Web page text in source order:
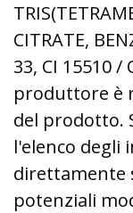
CITRATE,
33, CI 15510 /
produttore è
del prodotto.
l'elenco degli
direttamente
potenziali